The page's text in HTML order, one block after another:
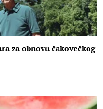
za obnovu čakovečkog